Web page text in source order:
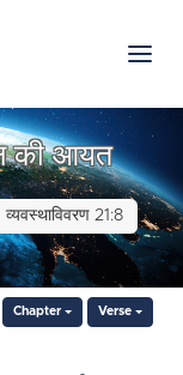
की आयत
व्यवस्थाविवरण 21:8
Chapter Verse